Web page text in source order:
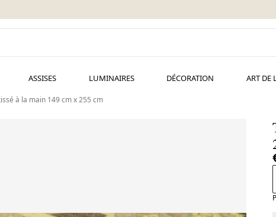
ASSISES LUMINAIRES DÉCORATION ART DE
à la main 149 cm x 255 cm